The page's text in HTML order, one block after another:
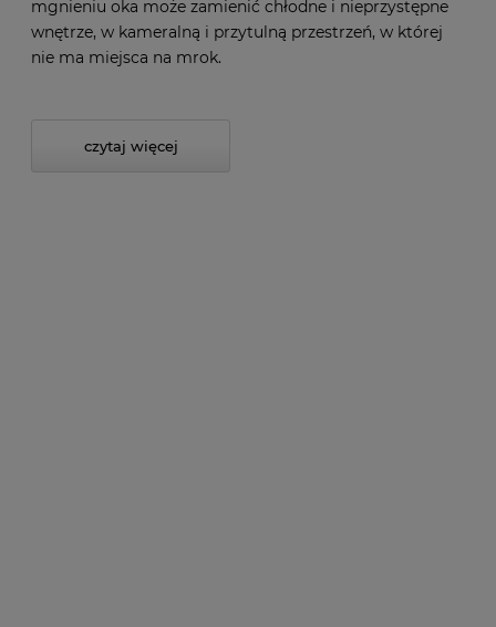
mgnieniu oka może zamienić chłodne i nieprzystępne
wnętrze, w kameralną i przytulną przestrzeń, w której
nie ma miejsca na mrok.
czytaj więcej